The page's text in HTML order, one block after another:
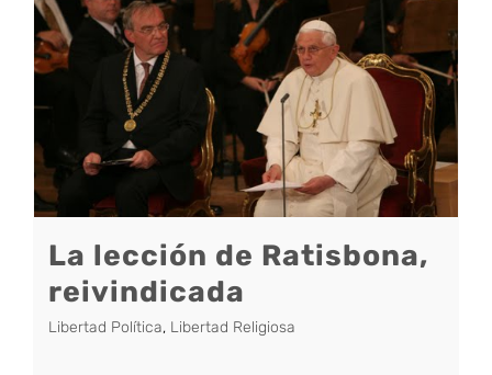
La lección de Ratisbona,
reivindicada
Libertad Política, Libertad Religiosa